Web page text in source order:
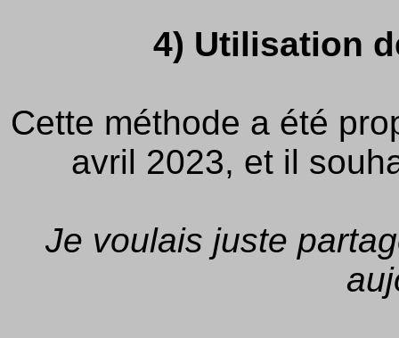
4) Utilisation
Cette méthode a été
avril 2023, et il
Je voulais juste